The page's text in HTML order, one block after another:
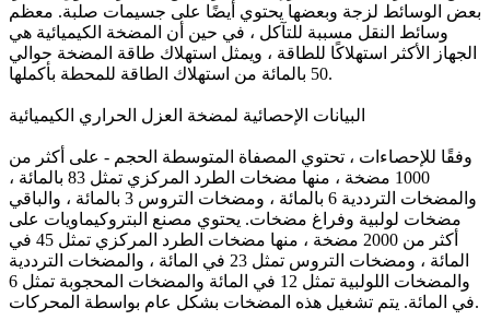
بعض الوسائط لزجة وبعضها يحتوي أيضًا على جسيمات صلبة. معظم
وسائط النقل مسببة للتآكل ، في حين أن المضخة الكيميائية هي
الجهاز الأكثر استهلاكًا للطاقة ، ويمثل استهلاك طاقة المضخة حوالي
50 بالمائة من استهلاك الطاقة للمحطة بأكملها.
البيانات الإحصائية لمضخة العزل الحراري الكيميائية
وفقًا للإحصاءات ، تحتوي المصفاة المتوسطة الحجم - على أكثر من
1000 مضخة ، منها مضخات الطرد المركزي تمثل 83 بالمائة ،
والمضخات الترددية 6 بالمائة ، ومضخات التروس 3 بالمائة ، والباقي
مضخات لولبية وفراغ مضخات. يحتوي مصنع البتروكيماويات على
أكثر من 2000 مضخة ، منها مضخات الطرد المركزي تمثل 45 في
المائة ، ومضخات التروس تمثل 23 في المائة ، والمضخات الترددية
والمضخات اللولبية تمثل 12 في المائة والمضخات المحجوبة تمثل 6
في المائة. يتم تشغيل هذه المضخات بشكل عام بواسطة المحركات.